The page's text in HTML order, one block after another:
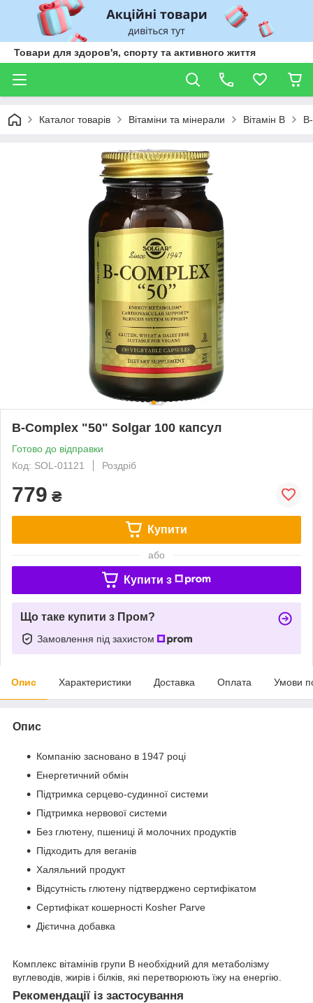
Товари для здоров'я, спорту та активного життя
Каталог товарів Вітаміни та мінерали Вітамін В
B-Complex "50" Solgar 100 капсул
Готово до відправки
Код: SOL-01121
Роздріб
779 ₴
Купити
або
Купити з
Що таке купити з Пром?
Замовлення під захистом
Опис Характеристики Доставка Оплата Умови
Опис
Компанію засновано в 1947 році
Енергетичний обмін
Підтримка серцево-судинної системи
Підтримка нервової системи
Без глютену, пшениці й молочних продуктів
Підходить для веганів
Халяльний продукт
Відсутність глютену підтверджено сертифікатом
Сертифікат кошерності Kosher Parve
Дієтична добавка
Комплекс вітамінів групи B необхідний для метаболізму
вуглеводів, жирів і білків, які перетворюють їжу на енергію.
Рекомендації із застосування